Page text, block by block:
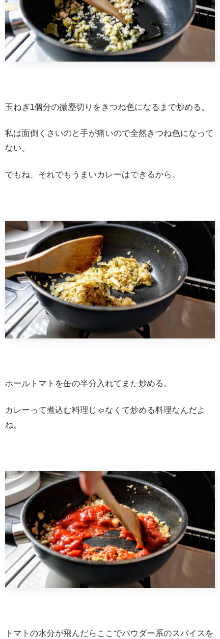
玉ねぎ1個分の微塵切りをきつね色になるまで炒める。
私は面倒くさいのと手が痛いので全然きつね色になって
ない。
でもね、それでもうまいカレーはできるから。
ホールトマトを缶の半分入れてまた炒める。
カレーって煮込む料理じゃなくて炒める料理なんだよ
ね。
トマトの水分が飛んだらここでパウダー系のスパイスを